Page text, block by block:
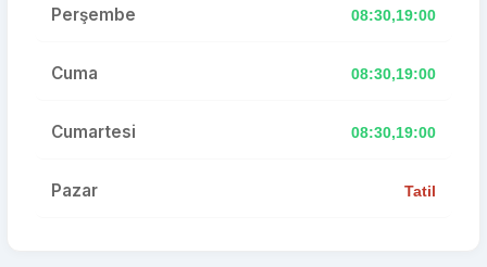
Perşembe 08:30,19:00
Cuma 08:30,19:00
Cumartesi 08:30,19:00
Pazar Tatil